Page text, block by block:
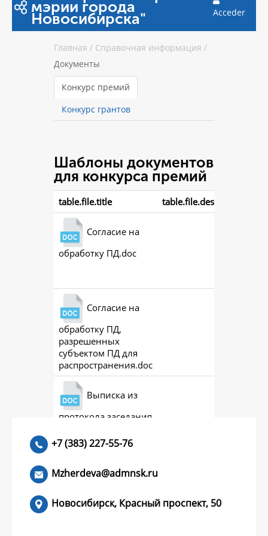
мэрии города
Новосибирска" Acceder
Главная / Справочная информация /
Документы
Конкурс премий
Конкурс грантов
Шаблоны документов
для конкурса премий
table.file.title table.file.description
Согласие на
обработку ПД.doc
Согласие на
обработку ПД,
разрешенных
субъектом ПД для
распространения.doc
Выписка из
протокола заседания
+7 (383) 227-55-76
Mzherdeva@admnsk.ru
Новосибирск, Красный проспект, 50